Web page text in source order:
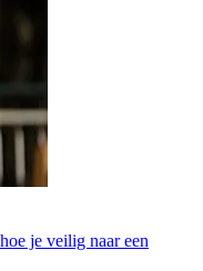
je veilig naar een